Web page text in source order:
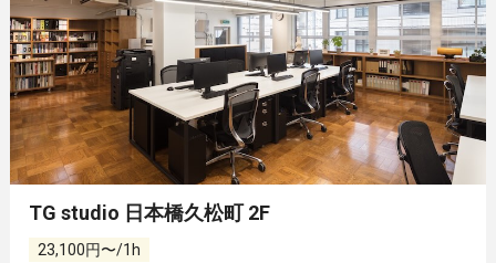
TG studio 日本橋久松町 2F
23,100円〜/1h